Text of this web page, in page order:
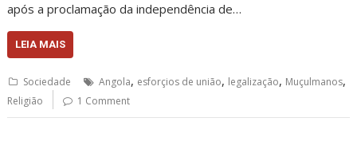
após a proclamação da independência de…
LEIA MAIS
Sociedade Angola, esforçios de união, legalização, Muçulmanos,
Religião 1 Comment